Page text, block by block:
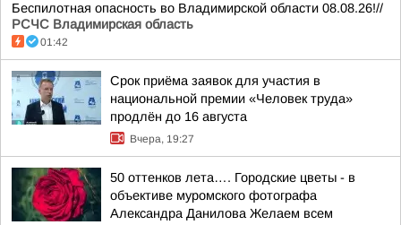
Беспилотная опасность во Владимирской области 08.08.26!//
РСЧС Владимирская область
01:42
Срок приёма заявок для участия в
национальной премии «Человек труда»
продлён до 16 августа
Вчера, 19:27
50 оттенков лета…. Городские цветы - в
объективе муромского фотографа
Александра Данилова Желаем всем